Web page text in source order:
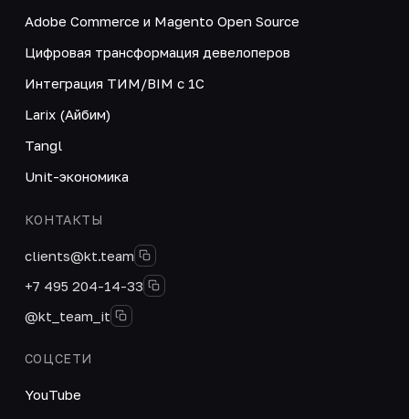
Adobe Commerce и Magento Open Source
Цифровая трансформация девелоперов
Интеграция ТИМ/BIM с 1С
Larix (Айбим)
Tangl
Unit-экономика
КОНТАКТЫ
clients@kt.team
+7 495 204-14-33
@kt_team_it
СОЦСЕТИ
YouTube